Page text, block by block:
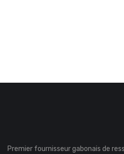
Premier fournisseur gabonais de